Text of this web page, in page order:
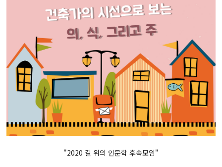
"2020 길 위의 인문학 후속모임"